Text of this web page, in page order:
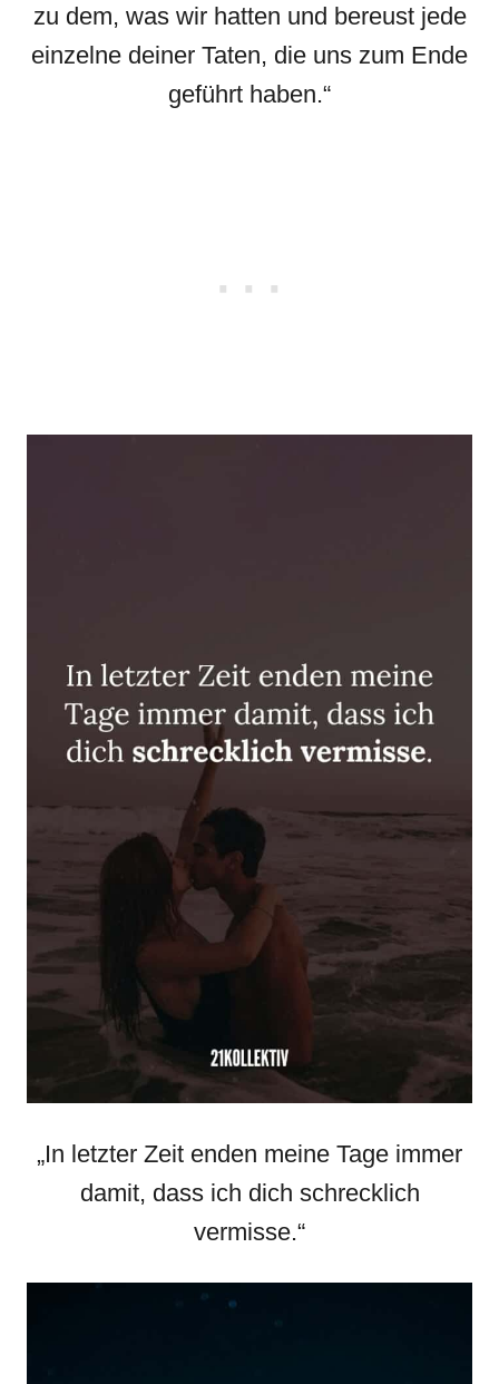
zu dem, was wir hatten und bereust jede
einzelne deiner Taten, die uns zum Ende
geführt haben.“
„In letzter Zeit enden meine Tage immer
damit, dass ich dich schrecklich
vermisse.“